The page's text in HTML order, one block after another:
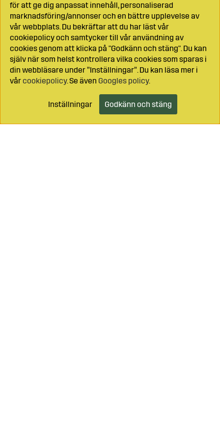
Lägg i kundvagnen
för att ge dig anpassat innehåll, personaliserad
marknadsföring/annonser och en bättre upplevelse av
vår webbplats. Du bekräftar att du har läst vår
cookiepolicy och samtycker till vår användning av
cookies genom att klicka på "Godkänn och stäng". Du kan
själv när som helst kontrollera vilka cookies som sparas i
din webbläsare under ”Inställningar”. Du kan läsa mer i
vårcookiepolicy. Se även Googles policy.
Inställningar Godkänn och stäng